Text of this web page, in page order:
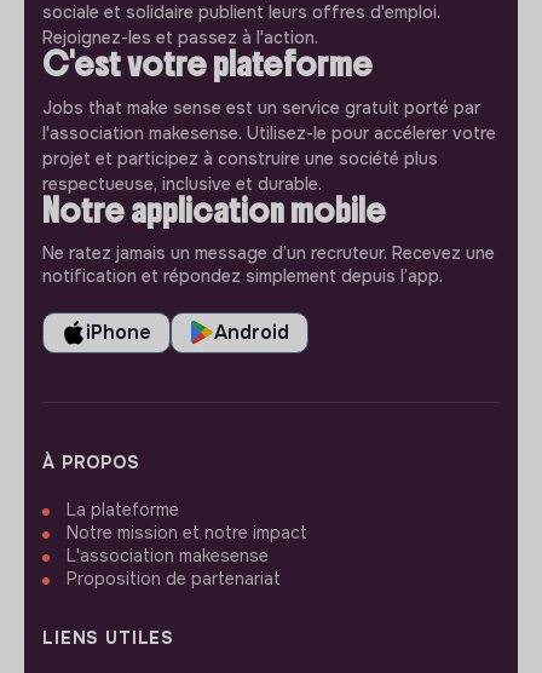
sociale et solidaire publient leurs offres d'emploi.
Rejoignez-les et passez à l'action.
C'est votre plateforme
Jobs that make sense est un service gratuit porté par
l'association makesense. Utilisez-le pour accélerer votre
projet et participez à construire une société plus
respectueuse, inclusive et durable.
Notre application mobile
Ne ratez jamais un message d’un recruteur. Recevez une
notification et répondez simplement depuis l’app.
iPhone Android
À PROPOS
La plateforme
Notre mission et notre impact
L'association makesense
Proposition de partenariat
LIENS UTILES